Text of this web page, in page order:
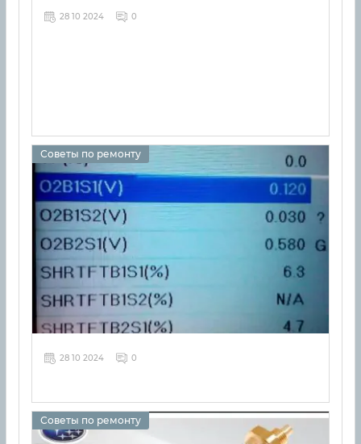
28 10 2024 0
Советы по ремонту
28 10 2024 0
Советы по ремонту